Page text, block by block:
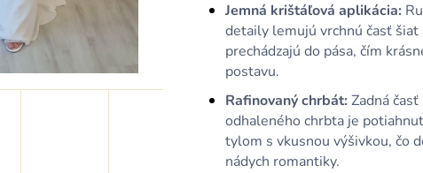
Jemná krištáľová aplikácia:
detaily lemujú vrchnú časť šiat
prechádzajú do pása, čím
postavu.
Rafinovaný chrbát: Zadná
odhaleného chrbta je
tylom s vkusnou výšivkou, čo
nádych romantiky.